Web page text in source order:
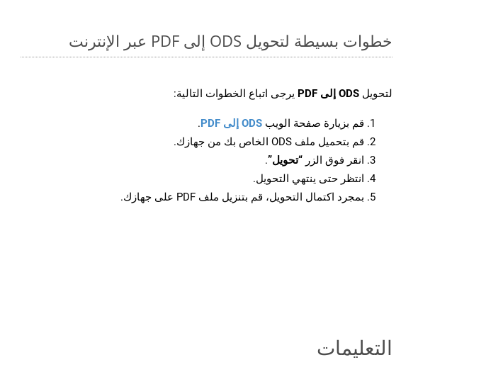
خطوات بسيطة لتحويل ODS إلى PDF عبر الإنترنت
لتحويل ODS إلى PDF يرجى اتباع الخطوات التالية:
قم بزيارة صفحة الويب ODS إلى PDF
.
قم بتحميل ملف ODS الخاص بك من جهازك.
انقر فوق الزر “تحويل”.
انتظر حتى ينتهي التحويل.
بمجرد اكتمال التحويل، قم بتنزيل ملف PDF على جهازك.
التعليمات